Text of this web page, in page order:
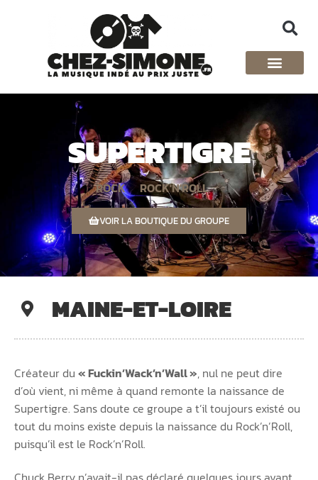
SUPERTIGRE
ROCK ROCK'N'ROLL
VOIR LA BOUTIQUE DU GROUPE
MAINE-ET-LOIRE
Créateur du « Fuckin’Wack’n’Wall », nul ne peut dire
d’où vient, ni même à quand remonte la naissance de
Supertigre. Sans doute ce groupe a t’il toujours existé ou
tout du moins existe depuis la naissance du Rock’n’Roll,
puisqu’il est le Rock’n’Roll.